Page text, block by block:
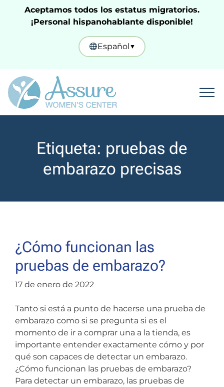
Aceptamos todos los estatus migratorios.
¡Personal hispanohablante disponible!
Español ▼
Etiqueta: pruebas de
embarazo precisas
¿Cómo funcionan las
pruebas de embarazo?
17 de enero de 2022
Tanto si está a punto de hacerse una prueba de
embarazo como si se pregunta si es el
momento de ir a comprar una a la tienda, es
importante entender exactamente cómo y por
qué son capaces de detectar un embarazo.
¿Cómo funcionan las pruebas de embarazo?
Para detectar un embarazo, las pruebas de